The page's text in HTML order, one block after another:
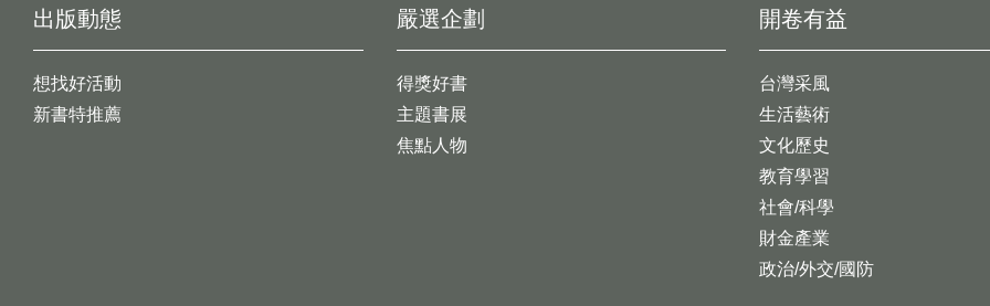
出版動態
想找好活動
新書特推薦
開卷有益
台灣采風
生活藝術
文化歷史
教育學習
社會/科學
財金產業
政治/外交/國防
嚴選企劃
得獎好書
主題書展
焦點人物